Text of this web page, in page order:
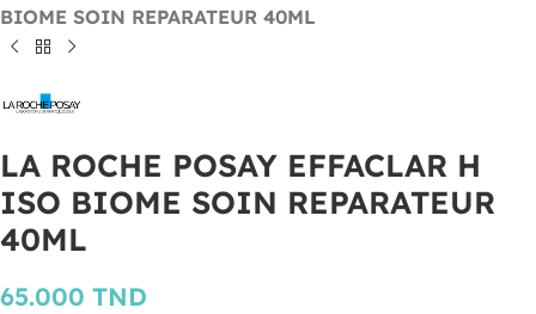
BIOME SOIN REPARATEUR 40ML
LA ROCHE POSAY EFFACLAR H
ISO BIOME SOIN REPARATEUR
40ML
65.000 TND